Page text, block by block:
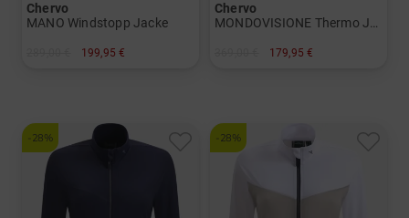
Chervo
MANO Windstopp Jacke
199,95 €
Chervo
MONDOVISIONE Thermo Jacke
179,95 €
-28% -28%